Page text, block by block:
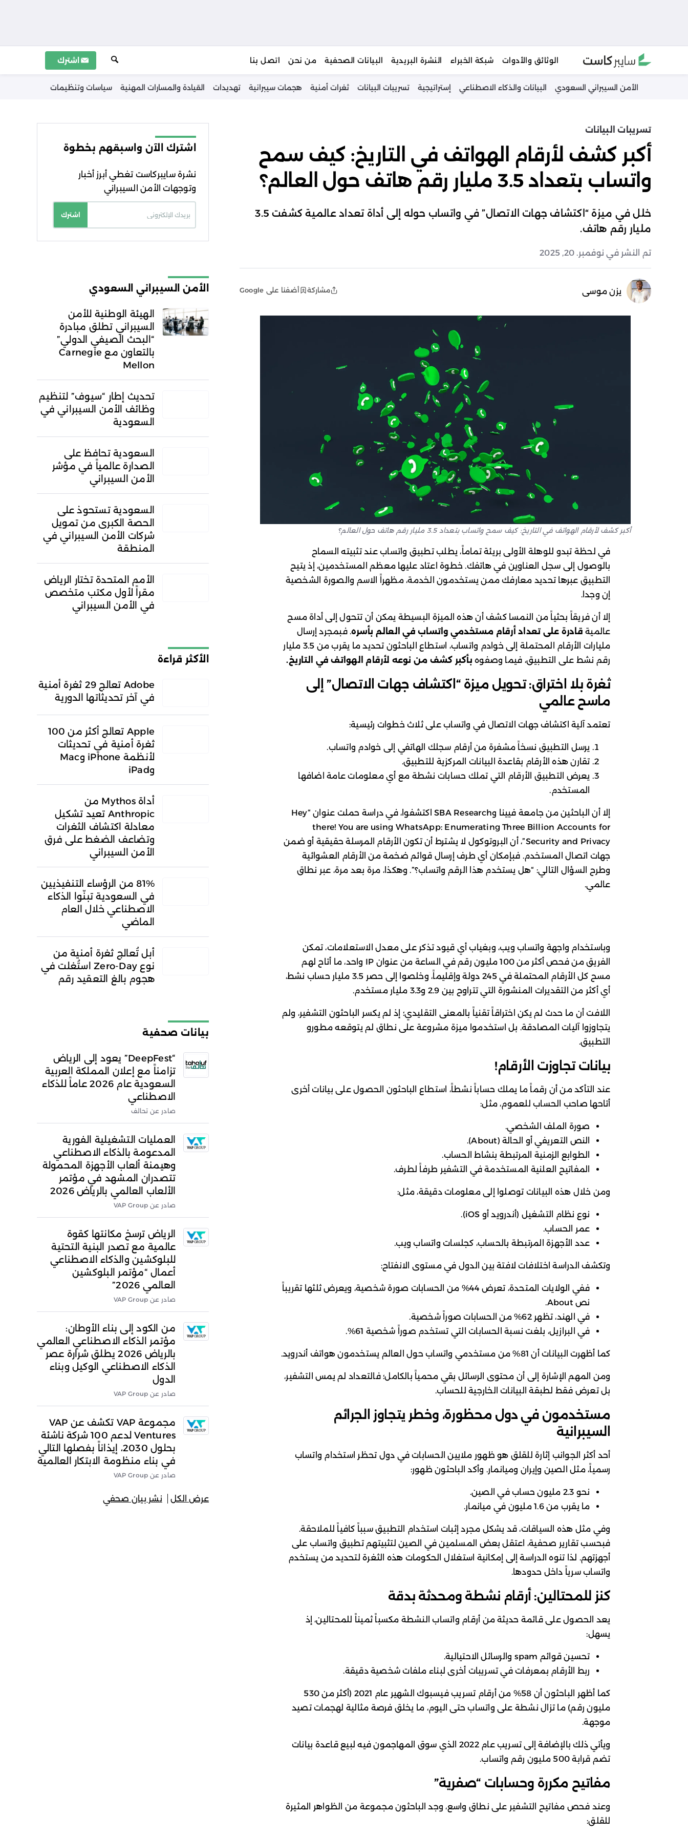
الوثائق والأدوات شبكة الخبراء النشرة البريدية البيانات الصحفية من نحن اتصل بنا اشترك يبحث
الأمن السيبراني السعودي البيانات والذكاء الاصطناعي إستراتيجية تسريبات البيانات ثغرات أمنية هجمات سيبرانية تهديدات القيادة والمسارات المهنية سياسات وتنظيمات
تسريبات البيانات
أكبر كشف لأرقام الهواتف في التاريخ: كيف سمح
واتساب بتعداد 3.5 مليار رقم هاتف حول العالم؟
خلل في ميزة “اكتشاف جهات الاتصال” في واتساب حوله إلى أداة تعداد عالمية كشفت 3.5
مليار رقم هاتف.
تم النشر في نوفمبر. 20, 2025
يزن موسى مشاركة أضفنا على Google
أكبر كشف لأرقام الهواتف في التاريخ: كيف سمح واتساب بتعداد 3.5 مليار رقم هاتف حول العالم؟
في لحظة تبدو للوهلة الأولى بريئة تماماً، يطلب تطبيق واتساب عند تثبيته السماح
بالوصول إلى سجل العناوين في هاتفك. خطوة اعتاد عليها معظم المستخدمين، إذ يتيح
التطبيق عبرها تحديد معارفك ممن يستخدمون الخدمة، مظهراً الاسم والصورة الشخصية
إن وجدا.
إلا أن فريقاً بحثياً من النمسا كشف أن هذه الميزة البسيطة يمكن أن تتحول إلى أداة مسح
عالمية قادرة على تعداد أرقام مستخدمي واتساب في العالم بأسره. فبمجرد إرسال
مليارات الأرقام المحتملة إلى خوادم واتساب، استطاع الباحثون تحديد ما يقرب من 3.5 مليار
رقم نشط على التطبيق، فيما وصفوهبأكبر كشف من نوعه لأرقام الهواتف في التاريخ.
ثغرة بلا اختراق: تحويل ميزة “اكتشاف جهات الاتصال” إلى
ماسح عالمي
تعتمد آلية اكتشاف جهات الاتصال في واتساب على ثلاث خطوات رئيسية:
يرسل التطبيق نسخاً مشفرة من أرقام سجلك الهاتفي إلى خوادم واتساب.
تقارن هذه الأرقام بقاعدة البيانات المركزية للتطبيق.
يعرض التطبيق الأرقام التي تملك حسابات نشطة مع أي معلومات عامة اضافها
المستخدم.
إلا أن الباحثين من جامعة فيينا وSBA Research اكتشفوا، في دراسة حملت عنوان “Hey
there! You are using WhatsApp: Enumerating Three Billion Accounts for
Security and Privacy”، أن البروتوكول لا يشترط أن تكون الأرقام المرسلة حقيقية أو ضمن
جهات اتصال المستخدم. فبإمكان أي طرف إرسال قوائم ضخمة من الأرقام العشوائية
وطرح السؤال التالي: “هل يستخدم هذا الرقم واتساب؟”. وهكذا، مرة بعد مرة، عبر نطاق
عالمي.
وباستخدام واجهة واتساب ويب، وبغياب أي قيود تذكر على معدل الاستعلامات، تمكن
الفريق من فحص أكثر من 100 مليون رقم في الساعة من عنوان IP واحد، ما أتاح لهم
مسح كل الأرقام المحتملة في 245 دولة وإقليماً، وخلصوا إلى حصر 3.5 مليار حساب نشط،
أي أكثر من التقديرات المنشورة التي تتراوح بين 2.9 و3.3 مليار مستخدم.
اللافت أن ما حدث لم يكن اختراقاً تقنياً بالمعنى التقليدي؛ إذ لم يكسر الباحثون التشفير، ولم
يتجاوزوا آليات المصادقة. بل استخدموا ميزة مشروعة على نطاق لم يتوقعه مطورو
التطبيق.
بيانات تجاوزت الأرقام!
عند التأكد من أن رقماً ما يملك حساباً نشطاً، استطاع الباحثون الحصول على بيانات أخرى
أتاحها صاحب الحساب للعموم، مثل:
صورة الملف الشخصي.
النص التعريفي أو الحالة (About).
الطوابع الزمنية المرتبطة بنشاط الحساب.
المفاتيح العلنية المستخدمة في التشفير طرفاً لطرف.
ومن خلال هذه البيانات توصلوا إلى معلومات دقيقة، مثل:
نوع نظام التشغيل (أندرويد أو iOS).
عمر الحساب.
عدد الأجهزة المرتبطة بالحساب، كجلسات واتساب ويب.
وتكشف الدراسة اختلافات لافتة بين الدول في مستوى الانفتاح:
ففي الولايات المتحدة، تعرض 44% من الحسابات صورة شخصية، ويعرض ثلثها تقريباً
نص About.
في الهند، تظهر 62% من الحسابات صوراً شخصية.
في البرازيل، بلغت نسبة الحسابات التي تستخدم صوراً شخصية 61%.
كما أظهرت البيانات أن 81% من مستخدمي واتساب حول العالم يستخدمون هواتف أندرويد.
ومن المهم الإشارة إلى أن محتوى الرسائل بقي محمياً بالكامل؛ فالتعداد لم يمس التشفير،
بل تعرض فقط لطبقة البيانات الخارجية للحساب.
مستخدمون في دول محظورة، وخطر يتجاوز الجرائم
السيبرانية
أحد أكثر الجوانب إثارة للقلق هو ظهور ملايين الحسابات في دول تحظر استخدام واتساب
رسمياً، مثل الصين وإيران وميانمار. وأكد الباحثون ظهور:
نحو 2.3 مليون حساب في الصين.
ما يقرب من 1.6 مليون في ميانمار.
وفي مثل هذه السياقات، قد يشكل مجرد إثبات استخدام التطبيق سبباً كافياً للملاحقة.
فبحسب تقارير صحفية، اعتقل بعض المسلمين في الصين لتثبيتهم تطبيق واتساب على
أجهزتهم. لذا تنوه الدراسة إلى إمكانية استغلال الحكومات هذه الثغرة لتحديد من يستخدم
واتساب سرياً داخل حدودها.
كنز للمحتالين: أرقام نشطة ومحدثة بدقة
يعد الحصول على قائمة حديثة من أرقام واتساب النشطة مكسباً ثميناً للمحتالين، إذ
يسهل:
تحسين قوائم spam والرسائل الاحتيالية.
ربط الأرقام بمعرفات في تسريبات أخرى لبناء ملفات شخصية دقيقة.
كما أظهر الباحثون أن 58% من أرقام تسريب فيسبوك الشهير عام 2021 (أكثر من 530
مليون رقم) ما تزال نشطة على واتساب حتى اليوم، ما يخلق فرصة مثالية لهجمات تصيد
موجهة.
ويأتي ذلك بالإضافة إلى تسريب عام 2022 الذي سوق المهاجمون فيه لبيع قاعدة بيانات
تضم قرابة 500 مليون رقم واتساب.
مفاتيح مكررة وحسابات “صفرية”
وعند فحص مفاتيح التشفير على نطاق واسع، وجد الباحثون مجموعة من الظواهر المثيرة
للقلق:
اشترك الآن واسبقهم بخطوة
نشرة سايبركاست تغطي أبرز أخبار
وتوجهات الأمن السيبراني
اشترك
الخصوصية
الأمن السيبراني السعودي
الهيئة الوطنية للأمن
السيبراني تطلق مبادرة
“البحث الصيفي الدولي”
بالتعاون مع Carnegie
Mellon
تحديث إطار “سيوف” لتنظيم
وظائف الأمن السيبراني في
السعودية
السعودية تحافظ على
الصدارة عالمياً في مؤشر
الأمن السيبراني
السعودية تستحوذ على
الحصة الكبرى من تمويل
شركات الأمن السيبراني في
المنطقة
الأمم المتحدة تختار الرياض
مقراً لأول مكتب متخصص
في الأمن السيبراني
الأكثر قراءة
Adobe تعالج 29 ثغرة أمنية
في آخر تحديثاتها الدورية
Apple تعالج أكثر من 100
ثغرة أمنية في تحديثات
لأنظمة iPhone وMac
وiPad
أداة Mythos من
Anthropic تعيد تشكيل
معادلة اكتشاف الثغرات
وتضاعف الضغط على فرق
الأمن السيبراني
81% من الرؤساء التنفيذيين
في السعودية تبنّوا الذكاء
الاصطناعي خلال العام
الماضي
أبل تُعالج ثغرة أمنية من
نوع Zero-Day استُغلت في
هجوم بالغ التعقيد رقم
بيانات صحفية
“DeepFest” يعود إلى الرياض
تزامناً مع إعلان المملكة العربية
السعودية عام 2026 عاماً للذكاء
الاصطناعي
صادر عن تحالف
العمليات التشغيلية الفورية
المدعومة بالذكاء الاصطناعي
وهيمنة ألعاب الأجهزة المحمولة
تتصدران المشهد في مؤتمر
الألعاب العالمي بالرياض 2026
صادر عن VAP Group
الرياض ترسخ مكانتها كقوة
عالمية مع تصدر البنية التحتية
للبلوكشين والذكاء الاصطناعي
أعمال “مؤتمر البلوكشين
العالمي 2026”
صادر عن VAP Group
من الكود إلى بناء الأوطان:
مؤتمر الذكاء الاصطناعي العالمي
بالرياض 2026 يطلق شرارة عصر
الذكاء الاصطناعي الوكيل وبناء
الدول
صادر عن VAP Group
مجموعة VAP تكشف عن VAP
Ventures لدعم 100 شركة ناشئة
بحلول 2030، إيذاناً بفصلها التالي
في بناء منظومة الابتكار العالمية
صادر عن VAP Group
عرض الكل نشر بيان صحفي